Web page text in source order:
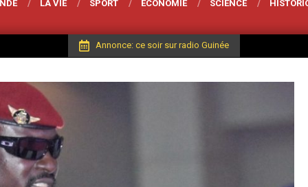
LA VIE SPORT ÉCONOMIE SCIENCE
Annonce: ce soir sur radio Guinée